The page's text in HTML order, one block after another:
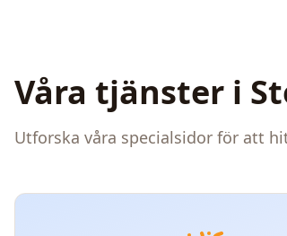
Våra tjänster i
Utforska våra specialsidor för att